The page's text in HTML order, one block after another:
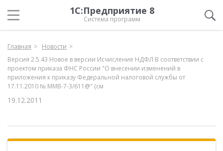
1С:Предприятие 8
Система программ
Главная
Новости
Версия 2.5.43 Новое в версии Исчисление НДФЛ В соответствии с
проектом приказа ФНС России "О внесении изменений в
приложения к приказу Федеральной налоговой службы от
17.11.2010 № ММВ-7-3/611@" (см
19.12.2011